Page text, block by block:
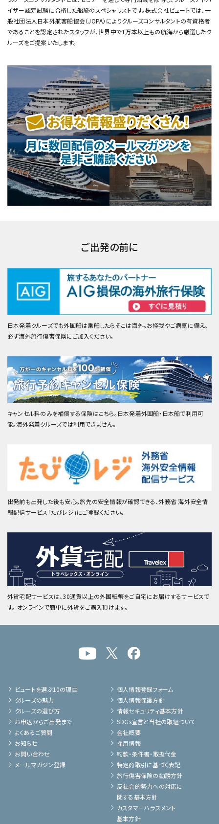
イザー認定試験に合格した船旅のスペシャリストです。株式会社ビュートでは、一
般社団法人日本外航客船協会（JOPA）によりクルーズコンサルタントの有資格者
であることを認定されたスタッフが、世界中で1万本以上もの航海から厳選したク
ルーズをご提案いたします。
ご出発の前に
日本発着クルーズでも外国船は乗船したらそこは海外。お怪我やご病気に備え、
必ず海外旅行傷害保険にご加入ください。
キャンセル料のみを補償する保険はこちら。日本発着外国船・日本船で利用可
能。海外発着クルーズでは利用できません。
出発前も出発した後も安心。旅先の安全情報が確認できる、外務省 海外安全情
報配信サービス「たびレジ」にご登録ください。
外貨宅配サービスは、30通貨以上の外国紙幣をご自宅にお届けするサービスで
す。 オンラインで簡単に外貨をご購入頂けます。
ビュートを選ぶ10の理由
クルーズの魅力
クルーズの選び方
お申込からご出発まで
よくあるご質問
お知らせ
お問い合わせ
メールマガジン登録
個人情報登録フォーム
個人情報保護方針
情報セキュリティ基本方針
SDGs宣言と当社の取組ついて
会社概要
採用情報
約款・条件書・取扱代金
特定商取引に基づく表記
旅行傷害保険の勧誘方針
反社会的勢力への対応に
関する基本方針
カスタマーハラスメント
基本方針